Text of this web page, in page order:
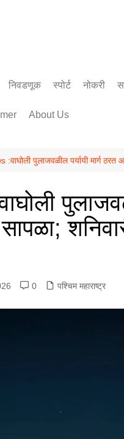
निवडणूक स्पोर्ट नोकरी
About Us
पुलाजवळील पर्यायी मार्ग ठरत
0 पश्चिम महाराष्ट्र